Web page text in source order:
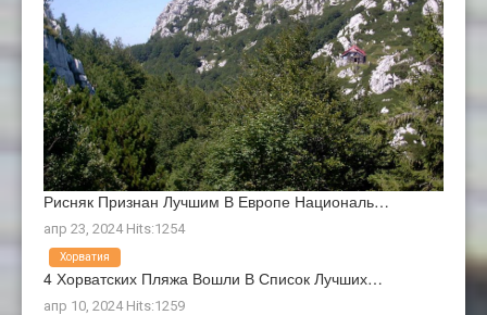
Рисняк Признан Лучшим В Европе Националь…
апр 23, 2024 Hits:1254
4 Хорватских Пляжа Вошли В Список Лучших…
апр 10, 2024 Hits:1259
Хорватия